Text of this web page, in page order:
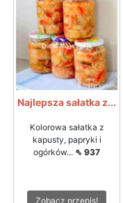
Najlepsza sałatka z...
Kolorowa sałatka z
kapusty, papryki i
ogórków... ⇖ 937
Zobacz przepis!